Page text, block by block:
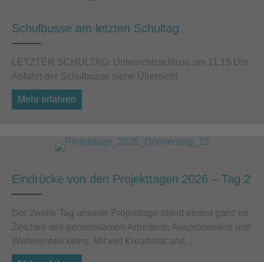
Schulbusse am letzten Schultag
LETZTER SCHULTAG: Unterrichtsschluss um 11.15 Uhr
Abfahrt der Schulbusse siehe Übersicht
Mehr erfahren
Eindrücke von den Projekttagen 2026 – Tag 2
Der zweite Tag unserer Projekttage stand erneut ganz im
Zeichen des gemeinsamen Arbeitens, Ausprobierens und
Weiterentwickelns. Mit viel Kreativität und...